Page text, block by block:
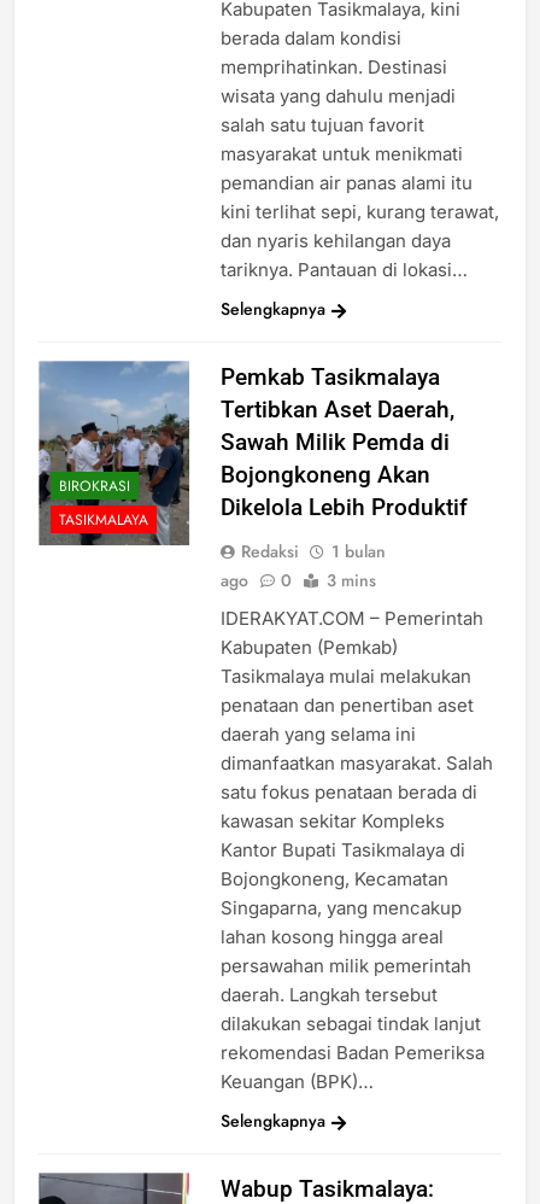
Kabupaten Tasikmalaya, kini
berada dalam kondisi
memprihatinkan. Destinasi
wisata yang dahulu menjadi
salah satu tujuan favorit
masyarakat untuk menikmati
pemandian air panas alami itu
kini terlihat sepi, kurang terawat,
dan nyaris kehilangan daya
tariknya. Pantauan di lokasi…
Selengkapnya
BIROKRASI
TASIKMALAYA
Pemkab Tasikmalaya
Tertibkan Aset Daerah,
Sawah Milik Pemda di
Bojongkoneng Akan
Dikelola Lebih Produktif
Redaksi
1 bulan
ago
0 3 mins
IDERAKYAT.COM – Pemerintah
Kabupaten (Pemkab)
Tasikmalaya mulai melakukan
penataan dan penertiban aset
daerah yang selama ini
dimanfaatkan masyarakat. Salah
satu fokus penataan berada di
kawasan sekitar Kompleks
Kantor Bupati Tasikmalaya di
Bojongkoneng, Kecamatan
Singaparna, yang mencakup
lahan kosong hingga areal
persawahan milik pemerintah
daerah. Langkah tersebut
dilakukan sebagai tindak lanjut
rekomendasi Badan Pemeriksa
Keuangan (BPK)…
Selengkapnya
Wabup Tasikmalaya: